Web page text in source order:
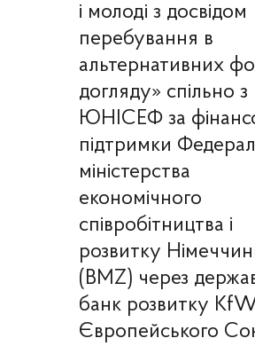
і молоді з досвідом
перебування в
альтернативних
догляду» спільно з
ЮНІСЕФ за
підтримки
міністерства
економічного
співробітництва і
розвитку
(BMZ) через
банк розвитку
Європейського